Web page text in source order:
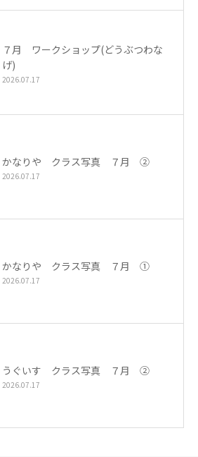
７月 ワークショップ(どうぶつわな
げ)
2026.07.17
かなりや クラス写真 ７月 ②
2026.07.17
かなりや クラス写真 ７月 ①
2026.07.17
うぐいす クラス写真 ７月 ②
2026.07.17